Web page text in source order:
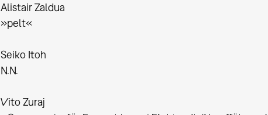
Alistair Zaldua
»pelt«
Seiko Itoh
N.N.
Vito Zuraj